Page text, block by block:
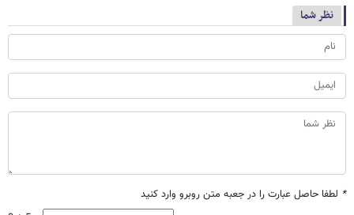
نظر شما
* لطفا حاصل عبارت را در جعبه متن روبرو وارد کنید